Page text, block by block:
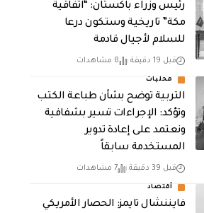
رئيس وزراء باكستان: “اتفاقية
مكة” تاريخية وستكون درعا
للسلام لأجيال قادمة
قبل 19 دقيقة 8 مشاهدات
محليات
التربية توضح بشأن طباعة الكتب
وتؤكد: الإجراءات تسير بشفافية
ونعتمد على إعادة تدوير
المستخدمة سابقاً
قبل 39 دقيقة 7 مشاهدات
أقتصاد
فايننشال تايمز: الحصار الأمريكي